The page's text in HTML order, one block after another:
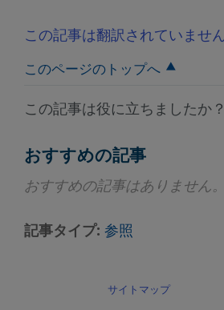
この記事は翻訳されていませ
このページのトップへ
この記事は役に立ちましたか？
おすすめの記事
おすすめの記事はありません。
記事タイプ 参照
サイトマップ